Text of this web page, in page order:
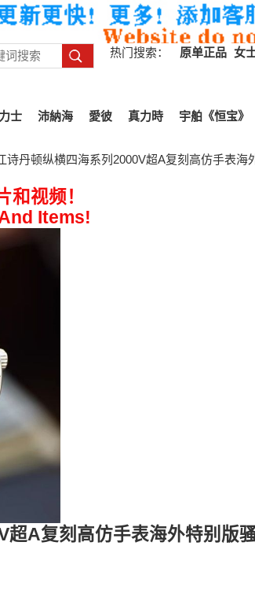
热门搜索： 原单正品 女
士 沛納海 愛彼 真力時 宇舶《恒宝》
诗丹顿纵横四海系列2000V超A复刻高仿手表海
和视频！
Items!
超A复刻高仿手表海外特别版